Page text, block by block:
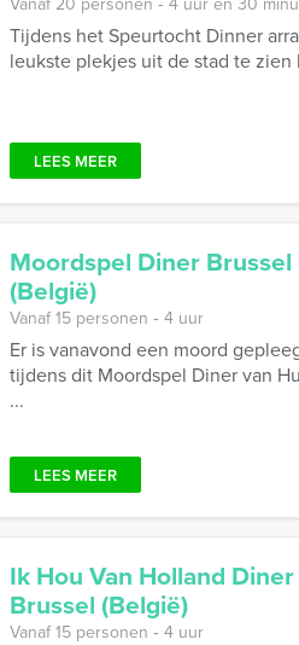
Tijdens het Speurtocht Dinner
leukste plekjes uit de stad te
LEES MEER
Moordspel Diner Brussel
(België)
Vanaf 15 personen ‐ 4 uur
Er is vanavond een moord
tijdens dit Moordspel Diner van
...
LEES MEER
Ik Hou Van Holland Diner
Brussel (België)
Vanaf 15 personen ‐ 4 uur